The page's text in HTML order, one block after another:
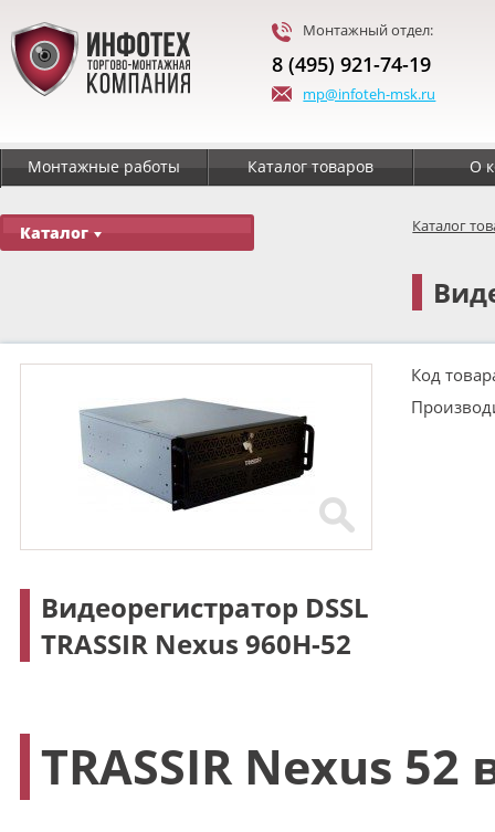
Монтажный отдел:
8 (495) 921-74-19
mp@infoteh-msk.ru
Монтажные работы Каталог товаров О
Каталог Каталог
Видеорегистратор DSSL
TRASSIR Nexus 960H-52
Код
TRASSIR Nexus